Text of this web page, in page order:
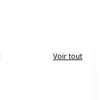
Voir tout